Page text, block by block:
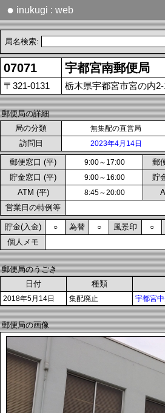
● inukugi : web
局名検索:
07071 宇都宮南郵便局
〒321-0131 栃木県宇都宮市宮の内
郵便局の詳細
局の分類
無集配の直営局
訪問日 2023年4月14日
郵便窓口 (平) 9:00～17:00 郵
貯金窓口 (平) 9:00～16:00 貯
ATM (平) 8:45～20:00
営業日の特例等
貯金(入金) ○ 為替 ○ 風景印 ○
個人メモ
郵便局のうごき
日付
種類
2018年5月14日 集配廃止 宇都宮
郵便局の画像